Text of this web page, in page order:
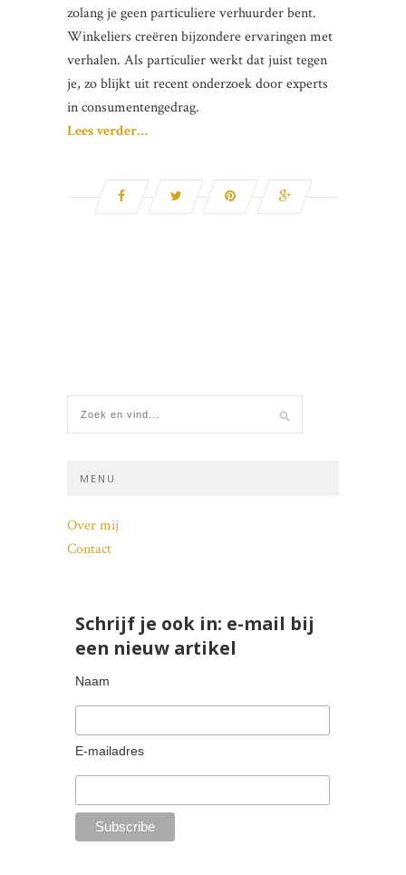
zolang je geen particuliere verhuurder bent.
Winkeliers creëren bijzondere ervaringen met
verhalen. Als particulier werkt dat juist tegen
je, zo blijkt uit recent onderzoek door experts
in consumentengedrag.
Lees verder…
MENU
Over mij
Contact
Schrijf je ook in: e-mail bij
een nieuw artikel
Naam
E-mailadres